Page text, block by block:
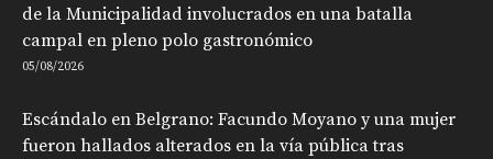
de la Municipalidad involucrados en una batalla
campal en pleno polo gastronómico
05/08/2026
Escándalo en Belgrano: Facundo Moyano y una mujer
fueron hallados alterados en la vía pública tras